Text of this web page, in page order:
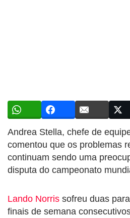
Andrea Stella, chefe de
comentou que os problemas
continuam sendo uma
disputa do campeonato
Lando Norris sofreu duas
finais de semana